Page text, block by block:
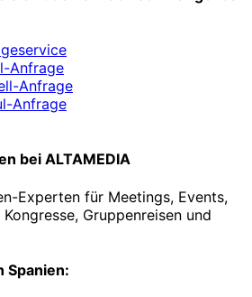
Anfrage
Anfrage
Anfrage
bei ALTAMEDIA
Experten für Meetings, Events,
Gruppenreisen und
Spanien: